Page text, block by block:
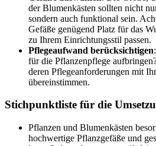
der Blumenkästen sollten nicht
sondern auch funktional sein.
Gefäße genügend Platz für das
zu Ihrem Einrichtungsstil passen.
Pflegeaufwand berücksichtigen
für die Pflanzenpflege
deren Pflegeanforderungen mit
übereinstimmen.
Stichpunktliste für die
Pflanzen und Blumenkästen
hochwertige Pflanzgefäße und